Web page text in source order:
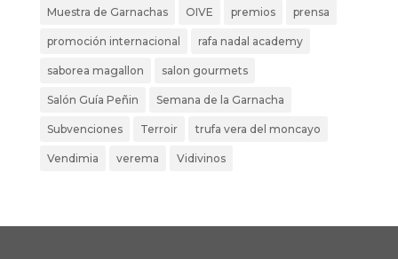
Muestra de Garnachas OIVE premios prensa
promoción internacional rafa nadal academy
saborea magallon salon gourmets
Salón Guía Peñin Semana de la Garnacha
Subvenciones Terroir trufa vera del moncayo
Vendimia verema Vidivinos